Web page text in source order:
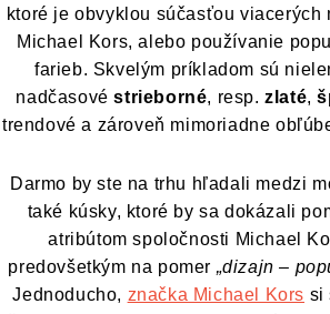
ktoré je obvyklou súčasťou viacerých
Michael Kors, alebo používanie
farieb. Skvelým príkladom sú
nadčasové strieborné, resp. zlaté,
trendové a zároveň mimoriadne
Darmo by ste na trhu hľadali medzi
také kúsky, ktoré by sa dokázali
atribútom spoločnosti Michael
predovšetkým na pomer „dizajn –
Jednoducho, značka Michael Kors si